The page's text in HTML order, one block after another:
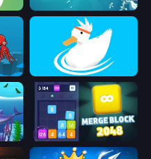
Vortex.io
Ducklings
Let Me Eat 2: Feeding Madness Merge Block 2048